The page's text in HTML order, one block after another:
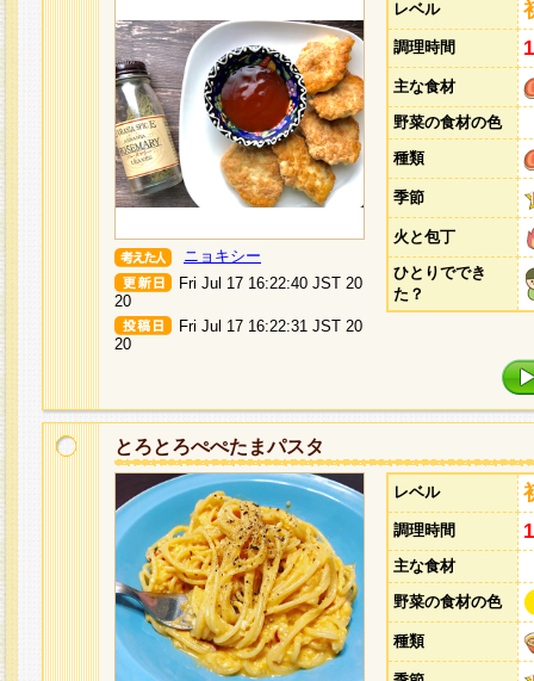
ニョキシー
Fri Jul 17 16:22:40 JST 20
20
Fri Jul 17 16:22:31 JST 20
20
レベル
調理時間
主な食材
野菜の食材の色
種類
季節
火と包丁
ひとりででき
た？
とろとろぺぺたまパスタ
レベル
調理時間
主な食材
野菜の食材の色
種類